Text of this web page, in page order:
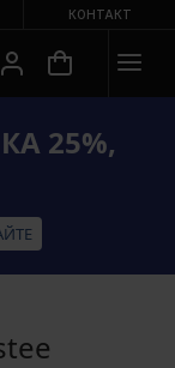
КОНТАКТ
25%,